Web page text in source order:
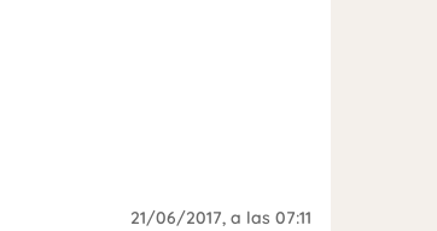
21/06/2017, a las 07:11